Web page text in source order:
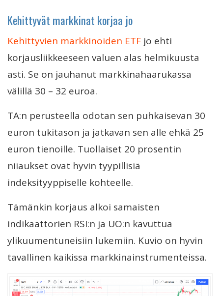
Kehittyvät markkinat korjaa jo
Kehittyvien markkinoiden ETF jo ehti
korjausliikkeeseen valuen alas helmikuusta
asti. Se on jauhanut markkinahaarukassa
välillä 30 – 32 euroa.
TA:n perusteella odotan sen puhkaisevan 30
euron tukitason ja jatkavan sen alle ehkä 25
euron tienoille. Tuollaiset 20 prosentin
niiaukset ovat hyvin tyypillisiä
indeksityyppiselle kohteelle.
Tämänkin korjaus alkoi samaisten
indikaattorien RSI:n ja UO:n kavuttua
ylikuumentuneisiin lukemiin. Kuvio on hyvin
tavallinen kaikissa markkinainstrumenteissa.